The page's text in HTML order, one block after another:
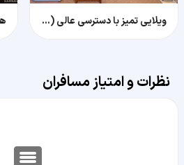
ویلایی تمیز با دسترسی عالی (فول امکانات) ۲ پارکینگ
نظرات و امتیاز مسافران